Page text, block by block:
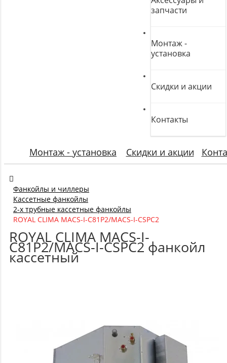
запчасти
Монтаж -
установка
Скидки и акции
Контакты
Монтаж - установка Скидки и акции
Фанкойлы и чиллеры
Кассетные фанкойлы
2-х трубные кассетные фанкойлы
ROYAL CLIMA MACS-I-C81P2/MACS-I-CSPС2
ROYAL CLIMA MACS-I-
C81P2/MACS-I-CSPС2 фанкойл
кассетный